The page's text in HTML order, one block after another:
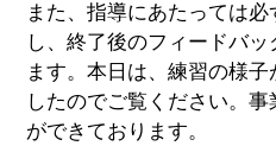
また、指導にあたっては
し、終了後のフィードバ
ます。本日は、練習の様
したのでご覧ください。
ができております。